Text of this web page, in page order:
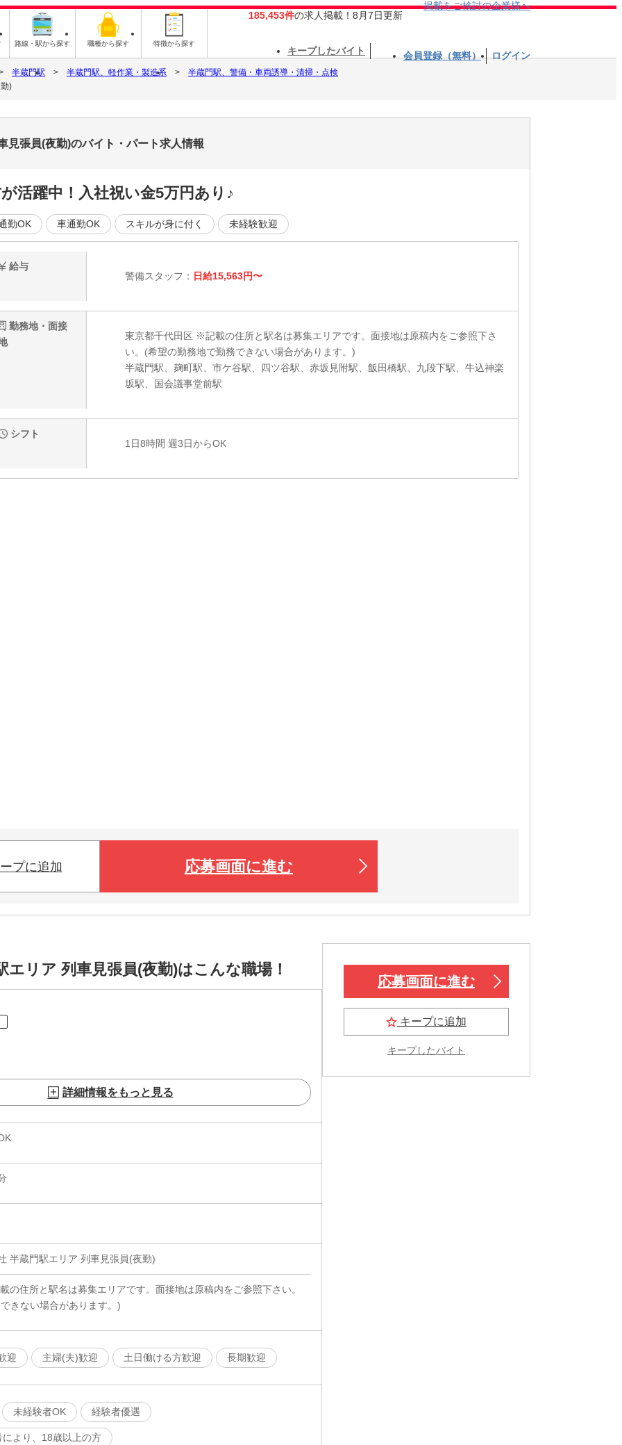
路線・駅から探す 職種から探す 特徴から探す
185,453件の求人掲載！8月7日更新
掲載をご検討の企業様へ
キープしたバイト 会員登録（無料） ログイン
半蔵門駅 半蔵門駅、軽作業・製造系
半蔵門駅、警備・車両誘導・清掃・点検
)
見張員(夜勤)のバイト・パート求人情報
活躍中！入社祝い金5万円あり♪
勤OK 車通勤OK スキルが身に付く 未経験歓迎
給与
警備スタッフ： 日給15,563円〜
勤務地・面接
東京都千代田区 ※記載の住所と駅名は募集エリアです。面接地は原稿内をご参照下さ
い。(希望の勤務地で勤務できない場合があります。)
半蔵門駅、麹町駅、市ケ谷駅、四ツ谷駅、赤坂見附駅、飯田橋駅、九段下駅、牛込神楽
坂駅、国会議事堂前駅
シフト
1日8時間 週3日からOK
プに追加 応募画面に進む
エリア 列車見張員(夜勤)はこんな職場！
詳細情報をもっと見る
半蔵門駅エリア 列車見張員(夜勤)
の住所と駅名は募集エリアです。面接地は原稿内をご参照下さい。
きない場合があります。)
迎 主婦(夫)歓迎 土日働ける方歓迎 長期歓迎
未経験者OK 経験者優遇
より、18歳以上の方
応募画面に進む
キープに追加
キープしたバイト